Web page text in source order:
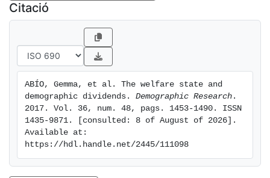
Citació
ABÍO, Gemma, et al. The welfare state and
demographic dividends. Demographic Research .
2017. Vol. 36, num. 48, pags. 1453-1490. ISSN
1435-9871. [consulted: 8 of August of 2026].
Available at:
https://hdl.handle.net/2445/111098